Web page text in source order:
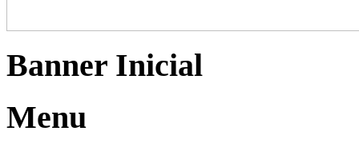
Banner Inicial
Menu